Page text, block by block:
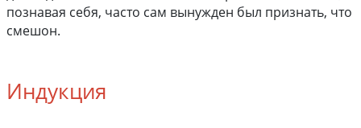
познавая себя, часто сам вынужден был признать, что
смешон.
Индукция